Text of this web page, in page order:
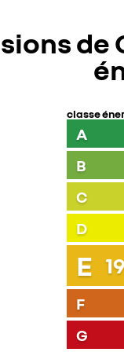
de
classe
A
B
C
D
E
F
G